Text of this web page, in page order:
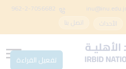
962-2-7056682
الأحداث اتصل بنا
تفعيل القراءة